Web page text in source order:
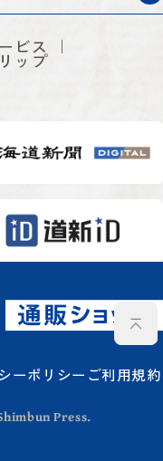
ビス
ップ
ーポリシー ご利用規約
Press.